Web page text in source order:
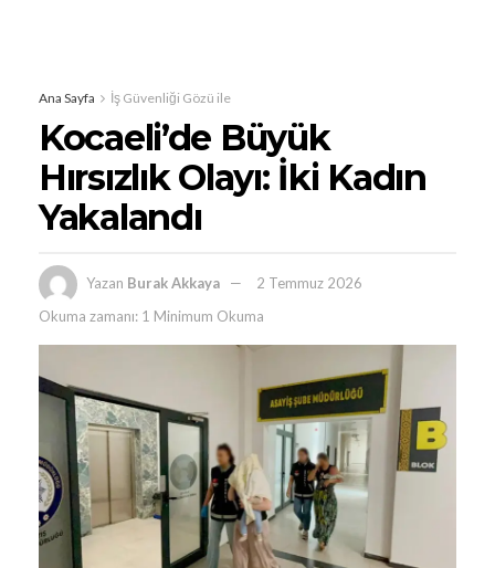
Ana Sayfa İş Güvenliği Gözü ile
Kocaeli’de Büyük
Hırsızlık Olayı: İki Kadın
Yakalandı
Yazan Burak Akkaya
2 Temmuz 2026
Okuma zamanı: 1 Minimum Okuma